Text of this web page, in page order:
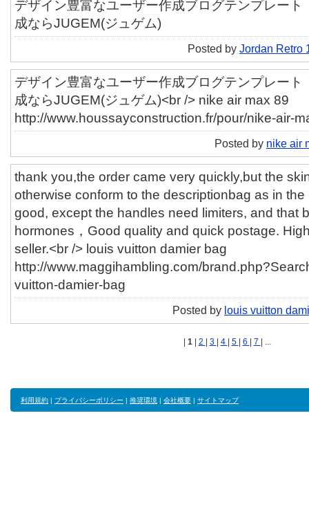
デザイン豊富なユーザー作成ブログテンプレート
成ならJUGEM(ジュゲム)
Posted by Jordan Retro
デザイン豊富なユーザー作成ブログテンプレート
成ならJUGEM(ジュゲム)<br /> nike air max 89
http://www.houssayconstruction.fr/pour/nike-air-
Posted by nike air
thank you,the order came very quickly,but the
otherwise conform to the descriptionbag as in
good, except the handles need limiters, and that
hormones，Good quality and quick postage.
seller.<br /> louis vuitton damier bag
http://www.maggihambling.com/
vuitton-damier-bag
Posted by louis vuitton
1 2 3 4 5 6 7 | ...
利用規約 | プライバシーポリシー | 推奨環境 | 会社概要 | サイトマップ